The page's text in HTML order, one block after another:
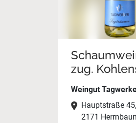
zug.
Weingut
Hauptstraße 45,
2171